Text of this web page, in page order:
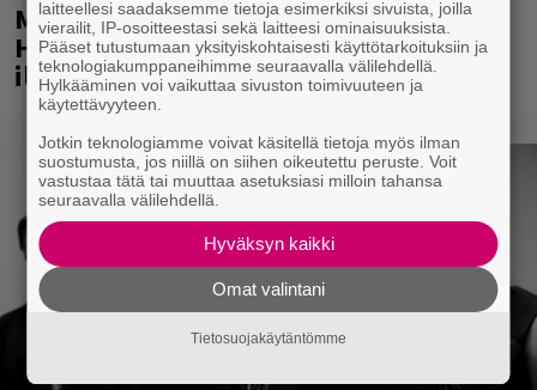
Mainio ohjelmatoimisto juhlii
Helsingissä 10-vuotista taivaltaan –
ilmaistapahtumassa loistoesiintyjät
laitteellesi saadaksemme tietoja esimerkiksi sivuista, joilla
vierailit, IP-osoitteestasi sekä laitteesi ominaisuuksista.
Pääset tutustumaan yksityiskohtaisesti käyttötarkoituksiin ja
teknologiakumppaneihimme seuraavalla välilehdellä.
Hylkääminen voi vaikuttaa sivuston toimivuuteen ja
käytettävyyteen.
Jotkin teknologiamme voivat käsitellä tietoja myös ilman
suostumusta, jos niillä on siihen oikeutettu peruste. Voit
vastustaa tätä tai muuttaa asetuksiasi milloin tahansa
seuraavalla välilehdellä.
Hyväksyn kaikki
Omat valintani
Tietosuojakäytäntömme